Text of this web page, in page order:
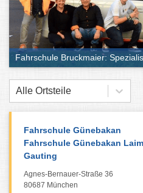
Fahrschule Bruckmaier:
Alle Ortsteile
Fahrschule Günebakan
Fahrschule Günebakan
Gauting
Agnes-Bernauer-Straße 36
80687 München